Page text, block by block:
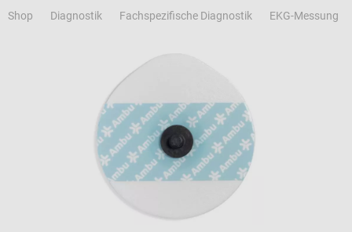
Shop Diagnostik Fachspezifische Diagnostik EKG-Messung